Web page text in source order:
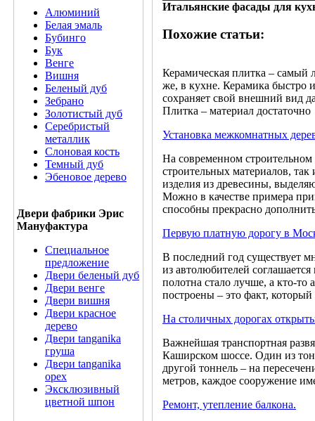
Алюминий
Белая эмаль
Бубинго
Бук
Венге
Вишня
Беленый дуб
Зебрано
Золотистый дуб
Серебристый
металлик
Слоновая кость
Темный дуб
Эбеновое дерево
Двери фабрики Эрис
Мануфактура
Специальное
предложение
Двери беленый дуб
Двери венге
Двери вишня
Двери красное
дерево
Двери tanganika
груша
Двери tanganika
oрех
Эксклюзивный
цветной шпон
Итальянские фасады для
Похожие статьи:
Керамическая плитка – самый
же, в кухне. Керамика быстро
сохраняет свой внешний вид
Плитка – материал достаточно
Установка межкомнатных
На современном строительном
строительных материалов,
изделия из древесины,
Можно в качестве примера
способны прекрасно
Первую платную дорогу в
В последний год существует
из автолюбителей
полотна стало лучше, а кто-то
построены – это факт,
На столичных дорогах
Важнейшая транспортная
Каширском шоссе. Один из
другой тоннель – на
метров, каждое сооружение
Ремонт, утепление балкона.